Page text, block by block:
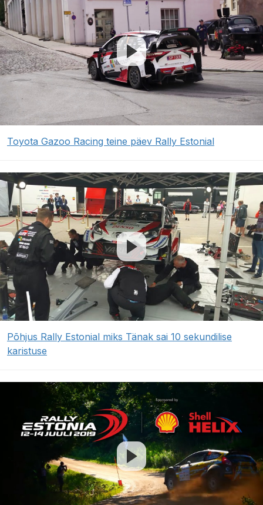
Toyota Gazoo Racing teine päev Rally Estonial
Põhjus Rally Estonial miks Tänak sai 10 sekundilise
karistuse